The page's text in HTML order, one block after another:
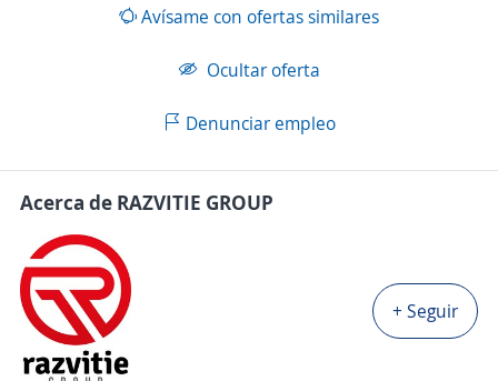
Avísame con ofertas similares
Ocultar oferta
Denunciar empleo
Acerca de RAZVITIE GROUP
+ Seguir